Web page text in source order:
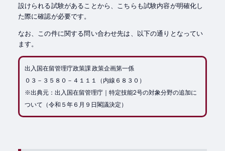
設けられる試験があることから、こちらも試験内容が明確化し
た際に確認が必要です。
なお、この件に関する問い合わせ先は、以下の通りとなってい
ます。
出入国在留管理庁政策課 政策企画第一係
０３－３５８０－４１１１（内線６８３０）
※出典元：出入国在留管理庁｜特定技能2号の対象分野の追加に
ついて（令和５年６月９日閣議決定）